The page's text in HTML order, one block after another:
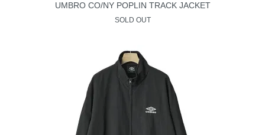
UMBRO CO/NY POPLIN TRACK JACKET
SOLD OUT